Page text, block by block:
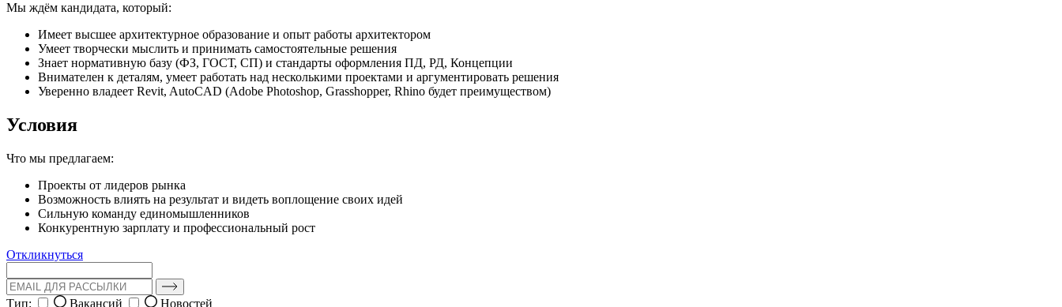
Мы ждём кандидата, который:
Имеет высшее архитектурное образование и опыт работы архитектором
Умеет творчески мыслить и принимать самостоятельные решения
Знает нормативную базу (ФЗ, ГОСТ, СП) и стандарты оформления ПД, РД, Концепции
Внимателен к деталям, умеет работать над несколькими проектами и аргументировать решения
Уверенно владеет Revit, AutoCAD (Adobe Photoshop, Grasshopper, Rhino будет преимуществом)
Условия
Что мы предлагаем:
Проекты от лидеров рынка
Возможность влиять на результат и видеть воплощение своих идей
Сильную команду единомышленников
Конкурентную зарплату и профессиональный рост
Откликнуться
Тип: Вакансий Новостей